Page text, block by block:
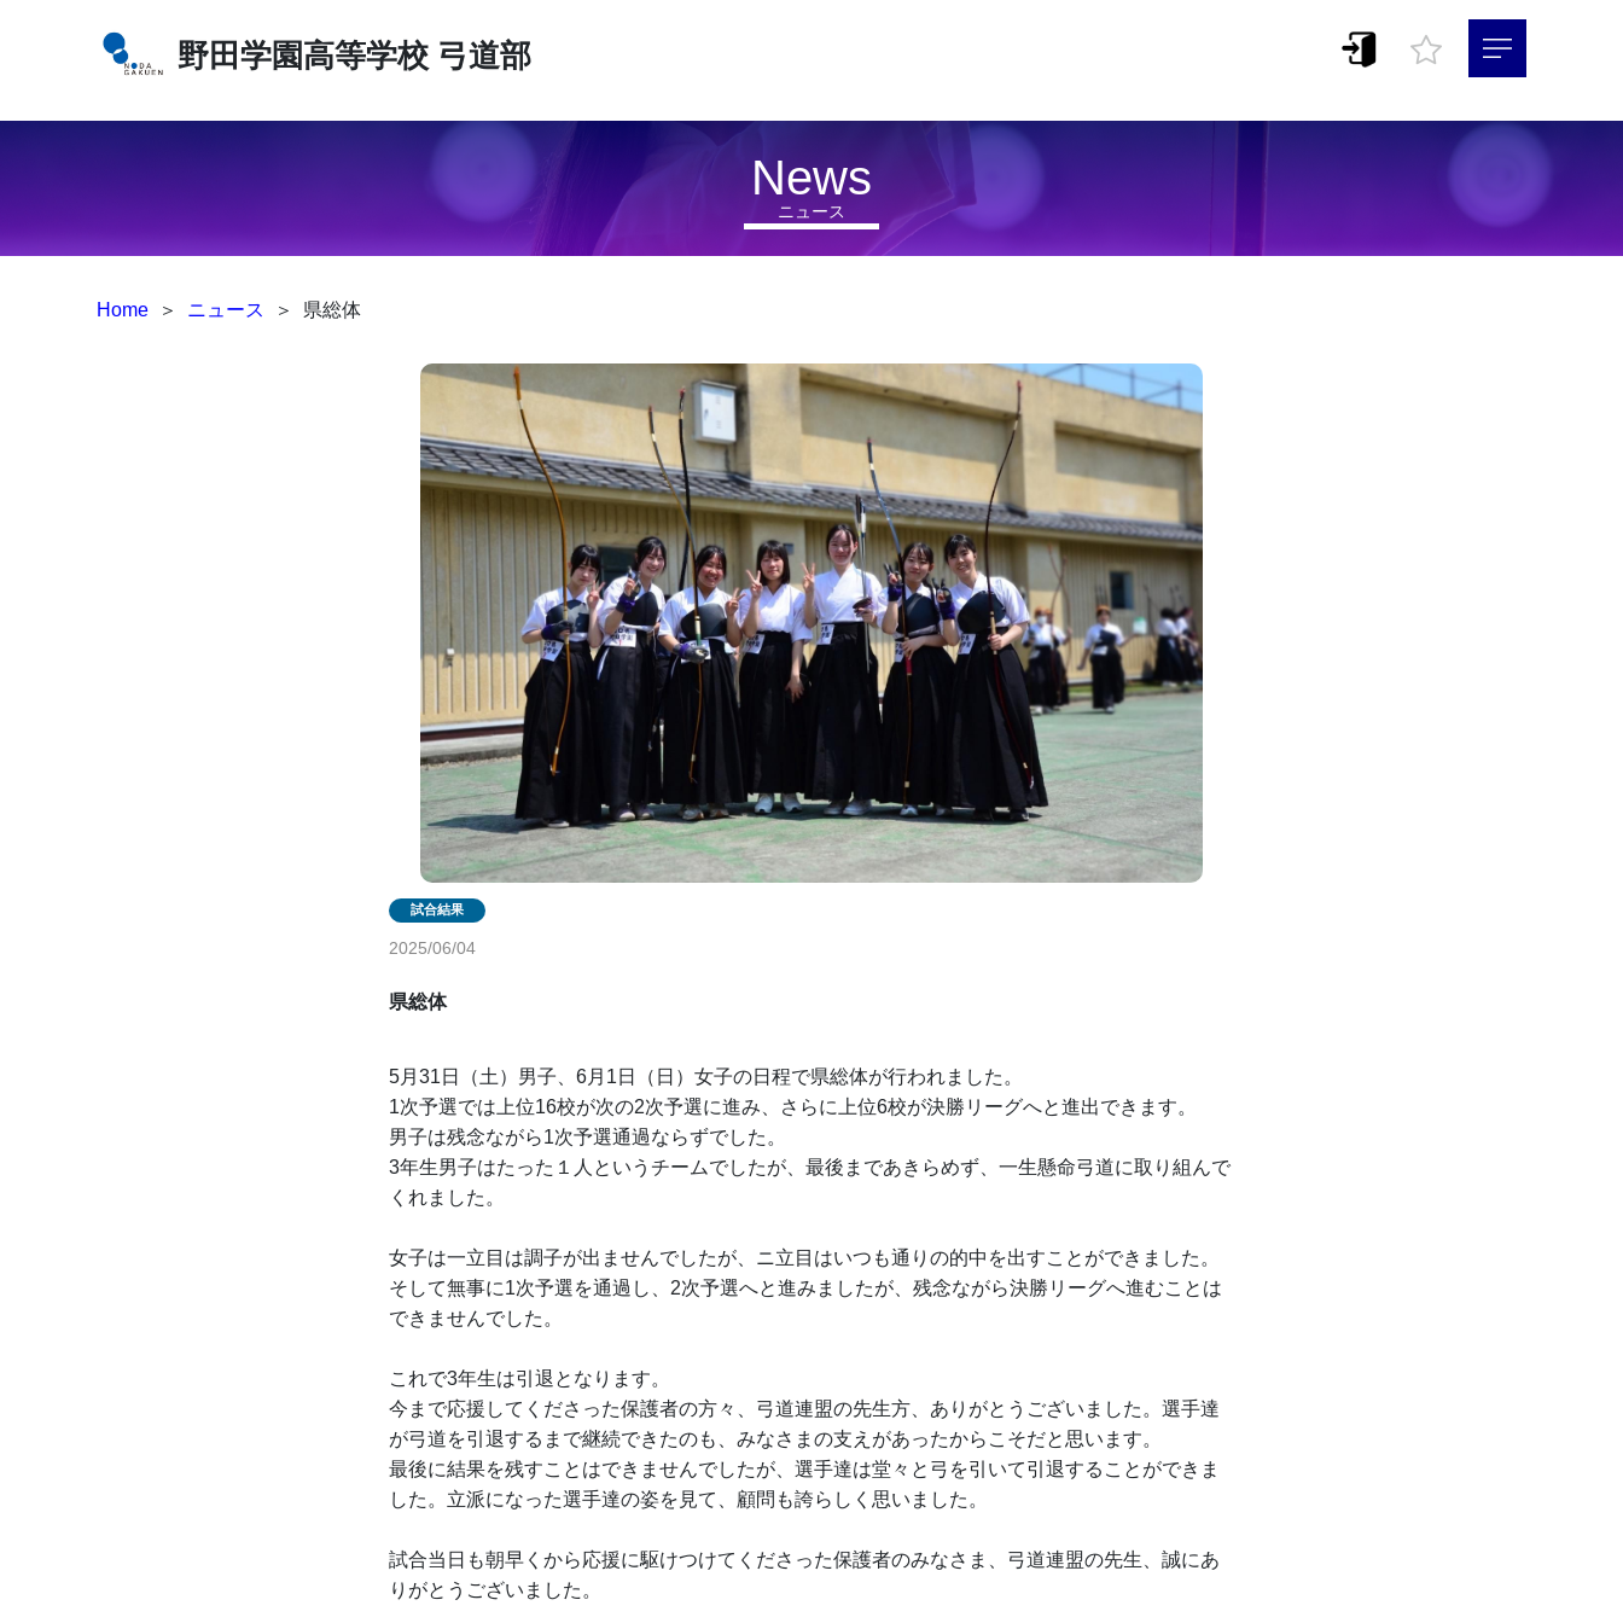
野田学園高等学校 弓道部
ニュース
News
Home ＞ ニュース ＞ 県総体
2025/06/04
県総体
5月31日（土）男子、6月1日（日）女子の日程で県総体が行われました。
1次予選では上位16校が次の2次予選に進み、さらに上位6校が決勝リーグへと進出できます。
男子は残念ながら1次予選通過ならずでした。
3年生男子はたった１人というチームでしたが、最後まであきらめず、一生懸命弓道に取り組んで
くれました。
女子は一立目は調子が出ませんでしたが、ニ立目はいつも通りの的中を出すことができました。
そして無事に1次予選を通過し、2次予選へと進みましたが、残念ながら決勝リーグへ進むことは
できませんでした。
これで3年生は引退となります。
今まで応援してくださった保護者の方々、弓道連盟の先生方、ありがとうございました。選手達
が弓道を引退するまで継続できたのも、みなさまの支えがあったからこそだと思います。
最後に結果を残すことはできませんでしたが、選手達は堂々と弓を引いて引退することができま
した。立派になった選手達の姿を見て、顧問も誇らしく思いました。
試合当日も朝早くから応援に駆けつけてくださった保護者のみなさま、弓道連盟の先生、誠にあ
りがとうございました。